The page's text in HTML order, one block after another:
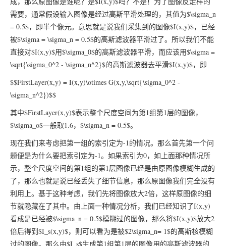
需要，通常假设输入图像是经过高斯平滑处理的，其值为$\sigma_n
= 0.5$，即半个像元。意思就是说我们采集到的图像$I(x,y)$，已经
被$\sigma = \sigma_n = 0.5$的高斯滤波器平滑过了。所以我们不能
直接对$I(x,y)$用$\sigma_0$的高斯滤波器平滑，而应该用$\sigma =
\sqrt{\sigma_0^2 - \sigma_n^2}$的高斯滤波器去平滑$I(x,y)$，即
$$FirstLayer(x,y) = I(x,y)\otimes G(x,y,\sqrt{\sigma_0^2 -
\sigma_n^2})$$
其中$FirstLayer(x,y)$表示整个尺度空间为第1组第1层的图像，
$\sigma_o$一般取1.6，$\sigma_n = 0.5$。
现在我们来考虑把第一组的索引定为-1的情况。那么首先第一个问
题便是为什么要把索引定为-1。如果索引为0，如上面那种情况所
示，整个尺度空间的第1组的第1层图像已经是由原图像模糊生成的
了，那么也就是说已经丢失了细节信息，那么原图像我们完全没有
利用上。基于这种考虑，我们先将图像放大2倍，这样原图像的细
节就隐藏在了其中。由上面一种情况分析，我们已经知识了I(x,y)
看成是已经被$\sigma_n = 0.5$模糊过的图像，那么将$I(x,y)$放大2
倍后得到$I_s(x,y)$，则可以看为是被$2\sigma_n= 1$的高斯核模糊
过的图像。那么由$I_s$生成第1组第1层的图像用的高斯滤波器的